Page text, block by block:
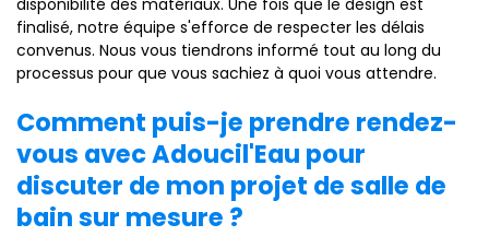
disponibilité des matériaux. Une fois que le design est
finalisé, notre équipe s'efforce de respecter les délais
convenus. Nous vous tiendrons informé tout au long du
processus pour que vous sachiez à quoi vous attendre.
Comment puis-je prendre rendez-
vous avec Adoucil'Eau pour
discuter de mon projet de salle de
bain sur mesure ?